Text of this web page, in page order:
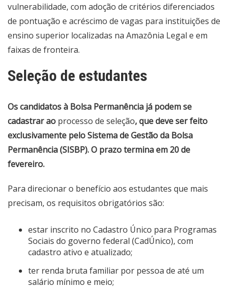
vulnerabilidade, com adoção de critérios diferenciados
de pontuação e acréscimo de vagas para instituições de
ensino superior localizadas na Amazônia Legal e em
faixas de fronteira.
Seleção de estudantes
Os candidatos à Bolsa Permanência já podem se
cadastrar ao processo de seleção, que deve ser feito
exclusivamente pelo Sistema de Gestão da Bolsa
Permanência (SISBP). O prazo termina em 20 de
fevereiro.
Para direcionar o benefício aos estudantes que mais
precisam, os requisitos obrigatórios são:
estar inscrito no Cadastro Único para Programas
Sociais do governo federal (CadÚnico), com
cadastro ativo e atualizado;
ter renda bruta familiar por pessoa de até um
salário mínimo e meio;